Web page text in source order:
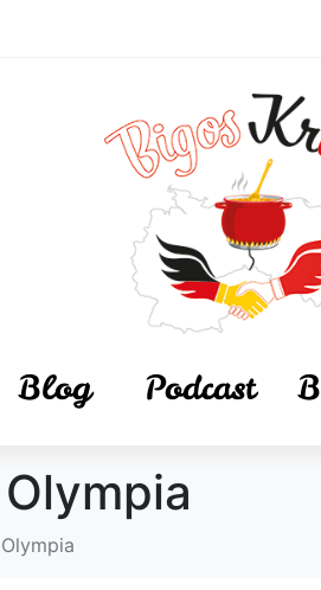
Blog Podcast
Olympia